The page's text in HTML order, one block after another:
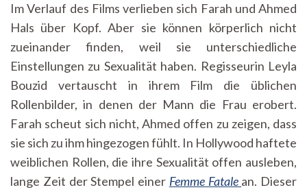
Im Verlauf des Films verlieben sich Farah und Ahmed
Hals über Kopf. Aber sie können körperlich nicht
zueinander finden, weil sie unterschiedliche
Einstellungen zu Sexualität haben. Regisseurin Leyla
Bouzid vertauscht in ihrem Film die üblichen
Rollenbilder, in denen der Mann die Frau erobert.
Farah scheut sich nicht, Ahmed offen zu zeigen, dass
sie sich zu ihm hingezogen fühlt. In Hollywood haftete
weiblichen Rollen, die ihre Sexualität offen ausleben,
lange Zeit der Stempel einer Femme Fatale an. Dieser